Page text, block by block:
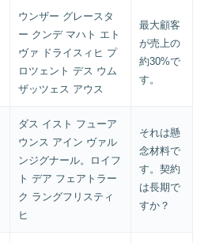
ウンザー グレースタ
ー クンデ マハト エト
ヴァ ドライスィヒ プ
ロツェント デス ウム
ザッツェス アウス
最大顧客
が売上の
約30%で
す。
ダス イスト フューア
ウンス アイン ヴァル
ンジグナール。ロイフ
ト デア フェアトラー
ク ラングフリスティ
ヒ
それは懸
念材料で
す。契約
は長期で
すか？